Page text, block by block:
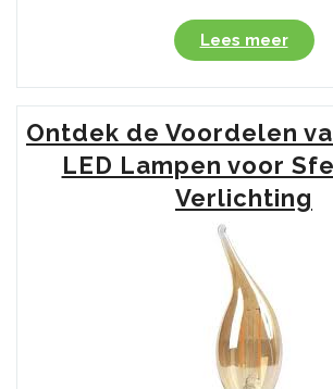
Lees meer
de
van
LED
voor
Ontdek de Voordelen
LED Lampen voor
Verlichting